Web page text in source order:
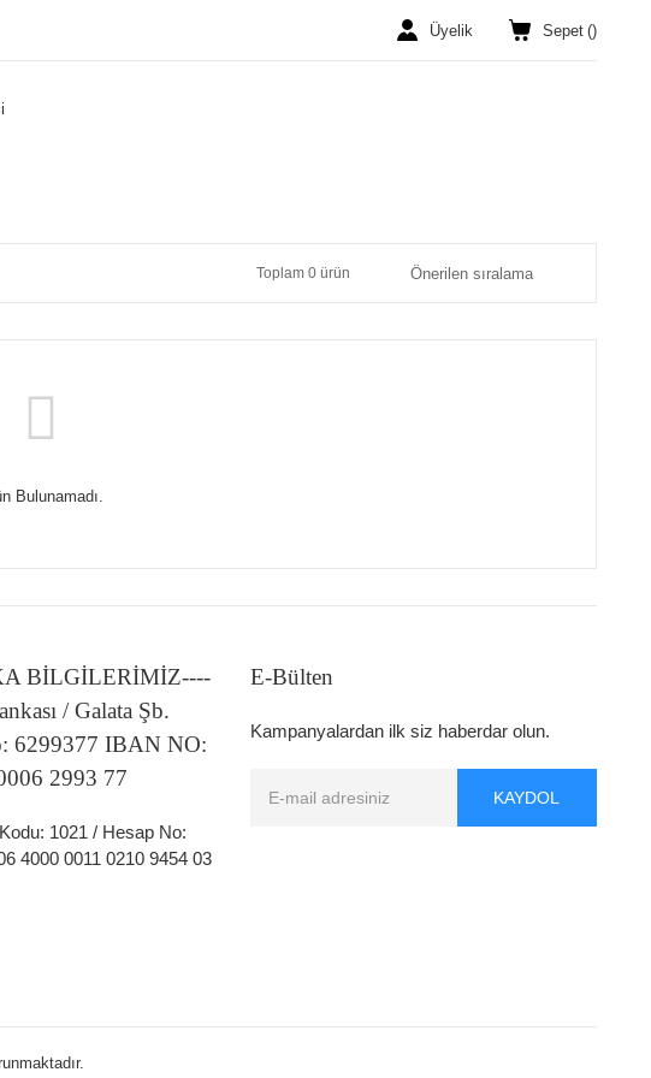
Üyelik Sepet ()
Toplam 0 ürün
Bulunamadı.
BİLGİLERİMİZ----
/ Galata Şb.
6299377 IBAN NO:
2993 77
1021 / Hesap No:
4000 0011 0210 9454 03
E-Bülten
Kampanyalardan ilk siz haberdar olun.
KAYDOL